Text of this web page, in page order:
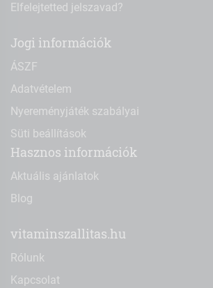
Elfelejtetted jelszavad?
Jogi információk
ÁSZF
Adatvételem
Nyereményjáték szabályai
Süti beállítások
Hasznos információk
Aktuális ajánlatok
Blog
vitaminszallitas.hu
Rólunk
Kapcsolat